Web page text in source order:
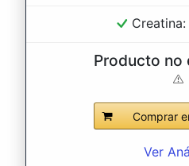
Producto no
Comprar
Ver